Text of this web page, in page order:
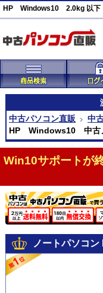
HP Windows10 2.0kg 以下
中古パソコン直販
中
HP Windows10 中古
Win10サポートが
ノートパソコ